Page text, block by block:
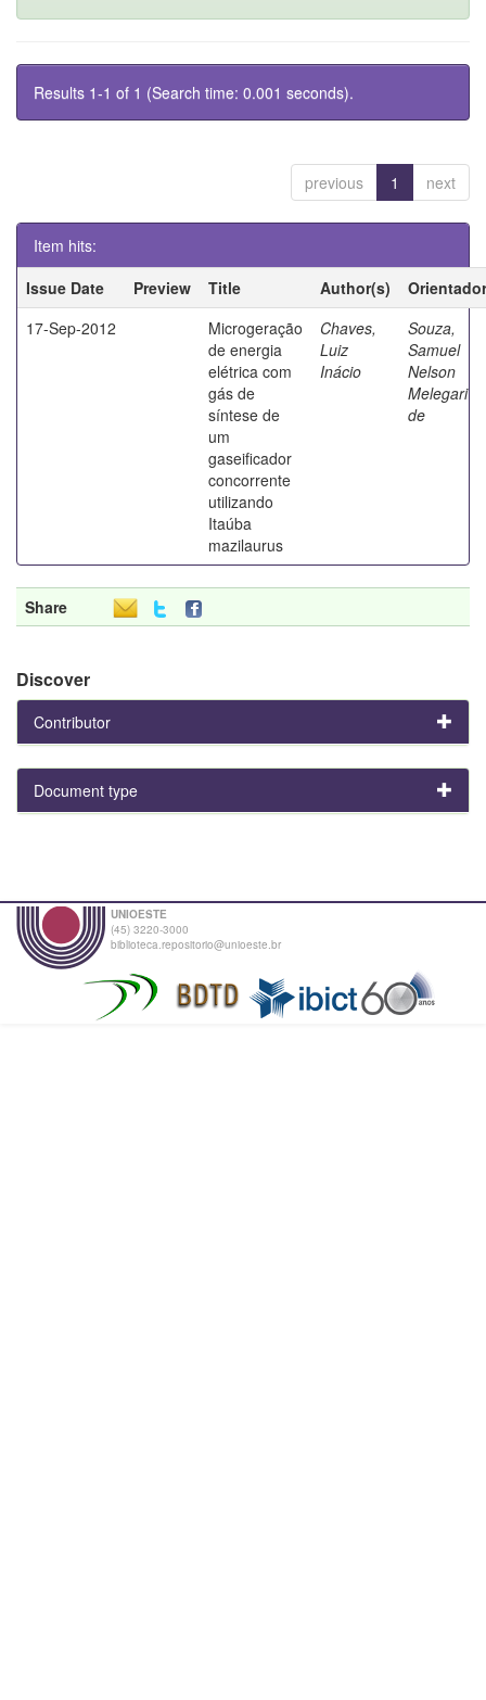
Results 1-1 of 1 (Search time: 0.001 seconds).
previous 1 next
Item hits:
Issue Date
Preview Title Author(s)
Orientador
17-Sep-2012
Microgeração
de energia
elétrica com
gás de
síntese de
um
gaseificador
concorrente
utilizando
Itaúba
mazilaurus
Chaves,
Luiz
Inácio
Souza,
Samuel
Nelson
Melegari
de
Share
Discover
Contributor
Document type
UNIOESTE
(45) 3220-3000
biblioteca.repositorio@unioeste.br